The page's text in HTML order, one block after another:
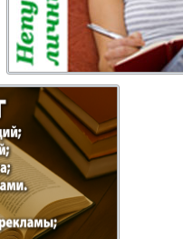
экспресс
Ost-